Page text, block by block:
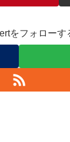
をフォローす